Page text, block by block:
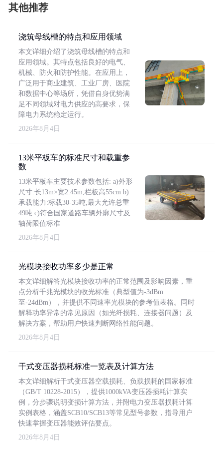
其他推荐
浇筑母线槽的特点和应用领域
本文详细介绍了浇筑母线槽的特点和
应用领域。其特点包括良好的电气、
机械、防火和防护性能。在应用上，
广泛用于商业建筑、工业厂房、医院
和数据中心等场所，凭借自身优势满
足不同领域对电力供应的高要求，保
障电力系统稳定运行。
2026年8月4日
13米平板车的标准尺寸和载重参
数
13米平板车主要技术参数包括: a)外形
尺寸:长13m×宽2.45m,栏板高55cm b)
承载能力:标载30-35吨,最大允许总重
49吨 c)符合国家道路车辆外廓尺寸及
轴荷限值标准
2026年8月4日
光模块接收功率多少是正常
本文详细解答光模块接收功率的正常范围及影响因素，重
点分析千兆光模块的收光标准（典型值为-3dBm
至-24dBm），并提供不同速率光模块的参考值表格。同时
解释功率异常的常见原因（如光纤损耗、连接器问题）及
解决方案，帮助用户快速判断网络性能问题。
2026年8月4日
干式变压器损耗标准一览表及计算方法
本文详细解析干式变压器空载损耗、负载损耗的国家标准
（GB/T 10228-2015），提供1000kVA变压器损耗计算实
例，分步骤说明变损计算方法，并附电力变压器损耗计算
实例表格，涵盖SCB10/SCB13等常见型号参数，指导用户
快速掌握变压器能效评估要点。
2026年8月4日